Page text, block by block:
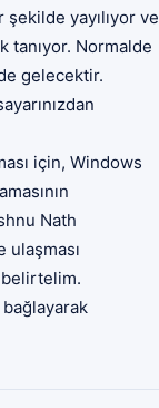
yayılıyor ve
tanıyor. Normalde
gelecektir.
için, Windows
Nath
ulaşması
belirtelim.